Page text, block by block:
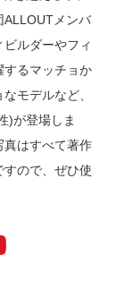
ALLOUTメンバ
ルダーやフィ
するマッチョか
モデルなど、
)が登場しま
真はすべて著作
ので、ぜひ使